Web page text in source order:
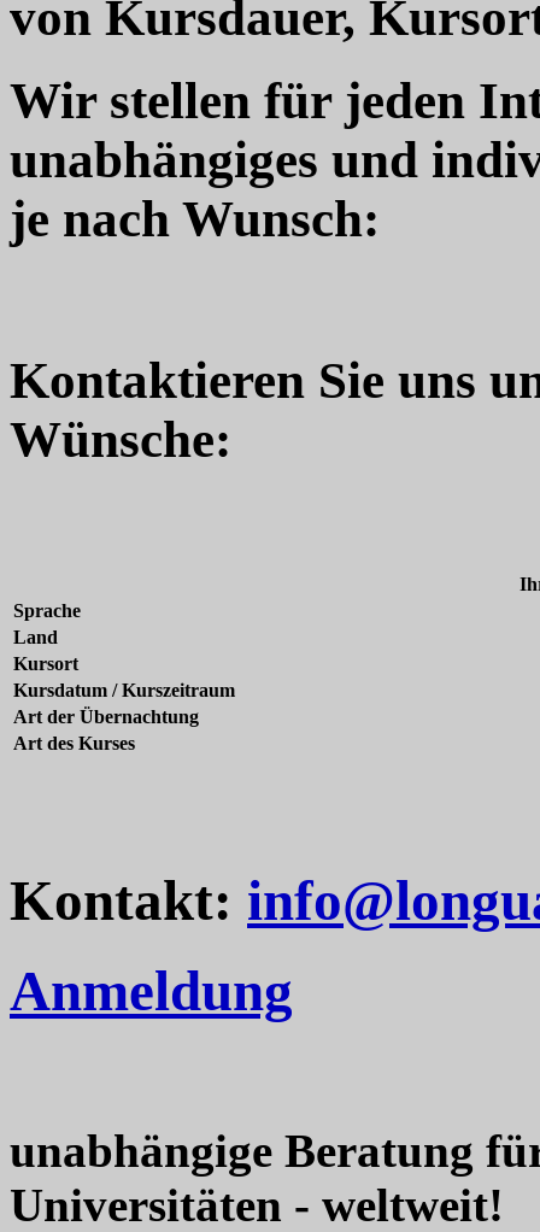
von Kursdauer,
Wir stellen für jeden
unabhängiges und
je nach Wunsch:
Kontaktieren Sie uns
Wünsche:
Sprache
Land
Kursort
Kursdatum / Kurszeitraum
Art der Übernachtung
Art des Kurses
Kontakt:
Anmeldung
unabhängige Beratung
Universitäten - weltweit!